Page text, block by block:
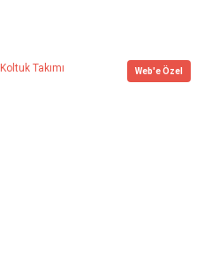
Web'e Özel